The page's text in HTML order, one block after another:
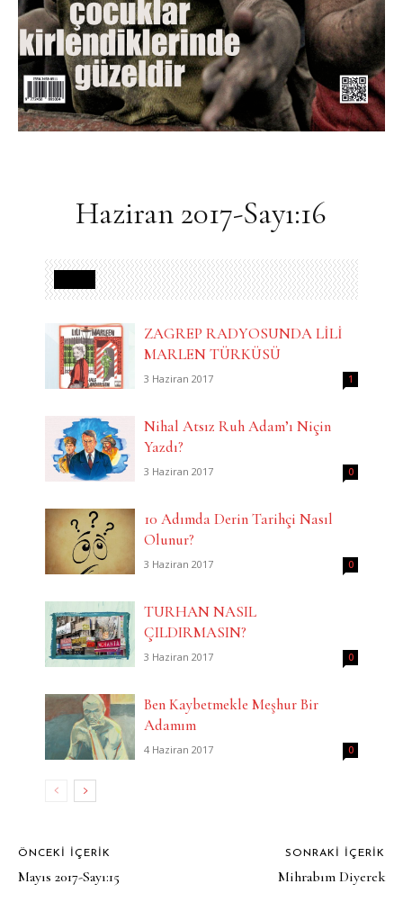
Haziran 2017-Sayı:16
ZAGREP RADYOSUNDA LİLİ
MARLEN TÜRKÜSÜ
3 Haziran 2017 1
Nihal Atsız Ruh Adam’ı Niçin
Yazdı?
3 Haziran 2017 0
10 Adımda Derin Tarihçi Nasıl
Olunur?
3 Haziran 2017 0
TURHAN NASIL
ÇILDIRMASIN?
3 Haziran 2017 0
Ben Kaybetmekle Meşhur Bir
Adamım
4 Haziran 2017 0
ÖNCEKI İÇERIK
Mayıs 2017-Sayı:15
SONRAKI İÇERIK
Mihrabım Diyerek